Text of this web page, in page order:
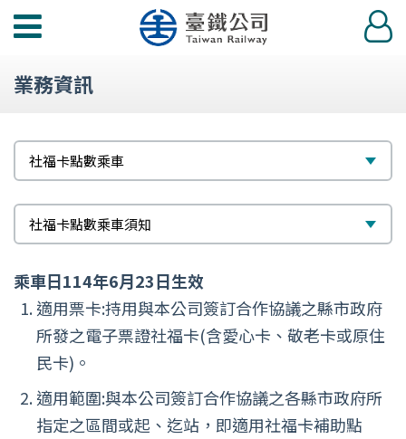
功
選
登
入
業務資訊
題
社福卡點數乘車
標
題
社福卡點數乘車須知
乘車日114年6月23日生效
適用票卡:持用與本公司簽訂合作協議之縣市政府
所發之電子票證社福卡(含愛心卡、敬老卡或原住
民卡)。
適用範圍:與本公司簽訂合作協議之各縣市政府所
指定之區間或起、迄站，即適用社福卡補助點